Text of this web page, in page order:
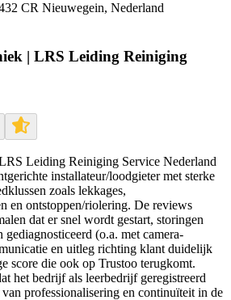
CR Nieuwegein, Nederland
| LRS Leiding Reiniging
Leiding Reiniging Service Nederland
installateur/loodgieter met sterke
zoals lekkages,
en ontstoppen/riolering. De reviews
dat er snel wordt gestart, storingen
(o.a. met camera-
en uitleg richting klant duidelijk
score die ook op Trustoo terugkomt.
het bedrijf als leerbedrijf geregistreerd
van professionalisering en continuïteit in de